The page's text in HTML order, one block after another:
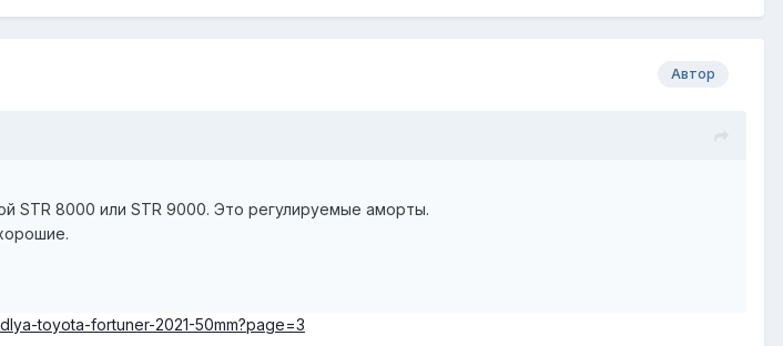
Автор
STR 8000 или STR 9000. Это регулируемые аморты.
toyota-fortuner-2021-50mm?page=3